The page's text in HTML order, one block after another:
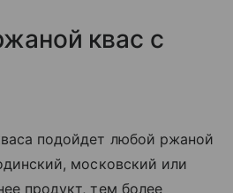
квас с
подойдет любой ржаной
московский или
продукт, тем более